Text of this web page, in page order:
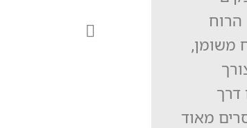
הרוח
משומן,
דרך
מאוד